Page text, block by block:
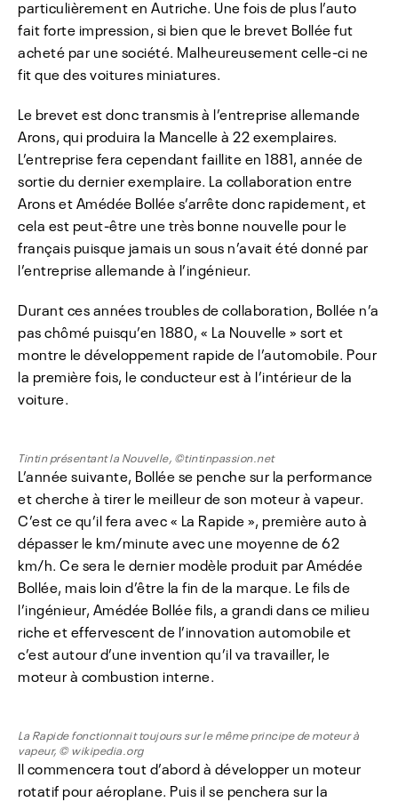
particulièrement en Autriche. Une fois de plus l’auto
fait forte impression, si bien que le brevet Bollée fut
acheté par une société. Malheureusement celle-ci ne
fit que des voitures miniatures.
Le brevet est donc transmis à l’entreprise allemande
Arons, qui produira la Mancelle à 22 exemplaires.
L’entreprise fera cependant faillite en 1881, année de
sortie du dernier exemplaire. La collaboration entre
Arons et Amédée Bollée s’arrête donc rapidement, et
cela est peut-être une très bonne nouvelle pour le
français puisque jamais un sous n’avait été donné par
l’entreprise allemande à l’ingénieur.
Durant ces années troubles de collaboration, Bollée n’a
pas chômé puisqu’en 1880, « La Nouvelle » sort et
montre le développement rapide de l’automobile. Pour
la première fois, le conducteur est à l’intérieur de la
voiture.
Tintin présentant la Nouvelle, ©tintinpassion.net
L’année suivante, Bollée se penche sur la performance
et cherche à tirer le meilleur de son moteur à vapeur.
C’est ce qu’il fera avec « La Rapide », première auto à
dépasser le km/minute avec une moyenne de 62
km/h. Ce sera le dernier modèle produit par Amédée
Bollée, mais loin d’être la fin de la marque. Le fils de
l’ingénieur, Amédée Bollée fils, a grandi dans ce milieu
riche et effervescent de l’innovation automobile et
c’est autour d’une invention qu’il va travailler, le
moteur à combustion interne.
La Rapide fonctionnait toujours sur le même principe de moteur à
vapeur, © wikipedia.org
Il commencera tout d’abord à développer un moteur
rotatif pour aéroplane. Puis il se penchera sur la